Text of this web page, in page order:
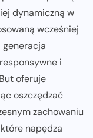
dynamiczną w
wcześniej
generacja
i
oferuje
oszczędzać
zachowaniu
napędza